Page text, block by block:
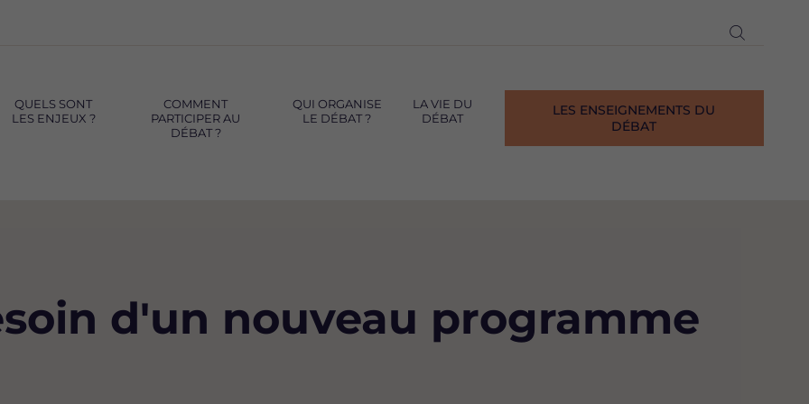
QUELS SONT
LES ENJEUX ?
COMMENT
PARTICIPER AU
DÉBAT ?
QUI ORGANISE
LE DÉBAT ?
LA VIE DU
DÉBAT
LES ENSEIGNEMENTS DU
DÉBAT
d'un nouveau programme